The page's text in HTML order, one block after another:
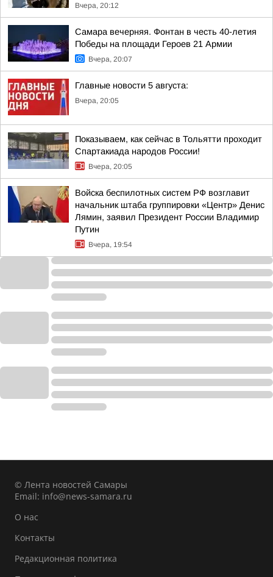
Вчера, 20:12
Самара вечерняя. Фонтан в честь 40-летия
Победы на площади Героев 21 Армии
Вчера, 20:07
Главные новости 5 августа:
Вчера, 20:05
Показываем, как сейчас в Тольятти проходит
Спартакиада народов России!
Вчера, 20:05
Войска беспилотных систем РФ возглавит
начальник штаба группировки «Центр» Денис
Лямин, заявил Президент России Владимир
Путин
Вчера, 19:54
© Лента новостей Самары
Email: info@news-samara.ru
О нас
Контакты
Редакционная политика